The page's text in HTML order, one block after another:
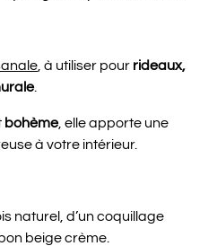
, à utiliser pour rideaux,
.
bohème, elle apporte une
à votre intérieur.
naturel, d’un coquillage
beige crème.